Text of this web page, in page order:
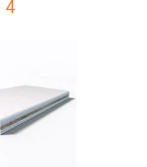
4